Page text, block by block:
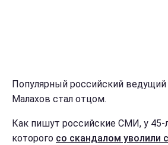
Популярный российский
Малахов стал отцом.
Как пишут российские СМИ, у 45-
которого со скандалом уволили